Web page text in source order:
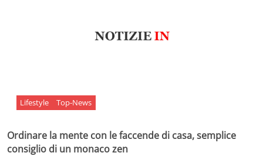
Lifestyle Top-News
Ordinare la mente con le faccende di casa, semplice
consiglio di un monaco zen